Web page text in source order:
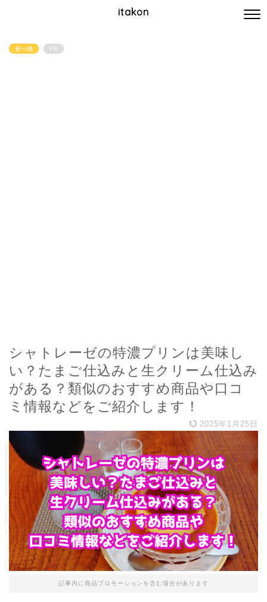
itakon
食べ物 PR
シャトレーゼの特濃プリンは美味し
い？たまご仕込みと生クリーム仕込み
がある？類似のおすすめ商品や口コ
ミ情報などをご紹介します！
2025年1月25日
記事内に商品プロモーションを含む場合があります